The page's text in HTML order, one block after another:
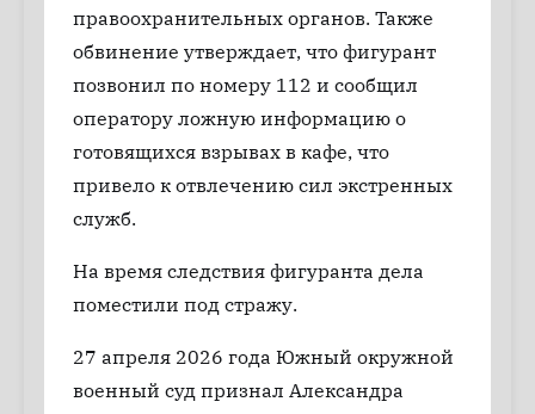
правоохранительных органов. Также
обвинение утверждает, что фигурант
позвонил по номеру 112 и сообщил
оператору ложную информацию о
готовящихся взрывах в кафе, что
привело к отвлечению сил экстренных
служб.
На время следствия фигуранта дела
поместили под стражу.
27 апреля 2026 года Южный окружной
военный суд признал Александра